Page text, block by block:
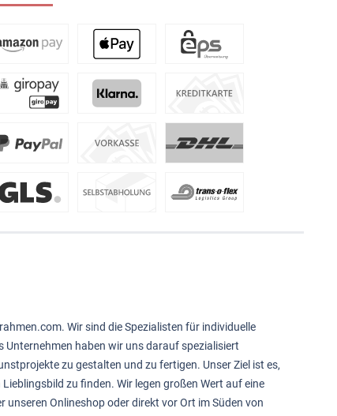
Wir sind die Spezialisten für individuelle
Unternehmen haben wir uns darauf spezialisiert
zu gestalten und zu fertigen. Unser Ziel ist es,
zu finden. Wir legen großen Wert auf eine
unseren Onlineshop oder direkt vor Ort im Süden von